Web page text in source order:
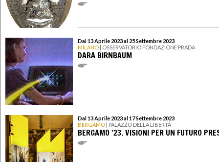
Dal 13 Aprile 2023 al 25 Settembre 2023
MILANO | OSSERVATORIO FONDAZIONE PRADA
DARA BIRNBAUM
Dal 13 Aprile 2023 al 17 Settembre 2023
BERGAMO | PALAZZO DELLA LIBERTÀ
BERGAMO '23. VISIONI PER UN FUTURO